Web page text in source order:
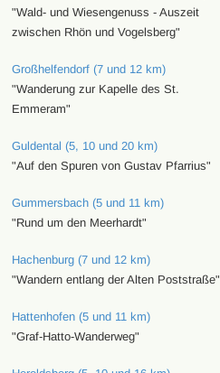
"Wald- und Wiesengenuss - Auszeit
zwischen Rhön und Vogelsberg"
Großhelfendorf (7 und 12 km)
"Wanderung zur Kapelle des St.
Emmeram"
Guldental (5, 10 und 20 km)
"Auf den Spuren von Gustav Pfarrius"
Gummersbach (5 und 11 km)
"Rund um den Meerhardt"
Hachenburg (7 und 12 km)
"Wandern entlang der Alten Poststraße"
Hattenhofen (5 und 11 km)
"Graf-Hatto-Wanderweg"